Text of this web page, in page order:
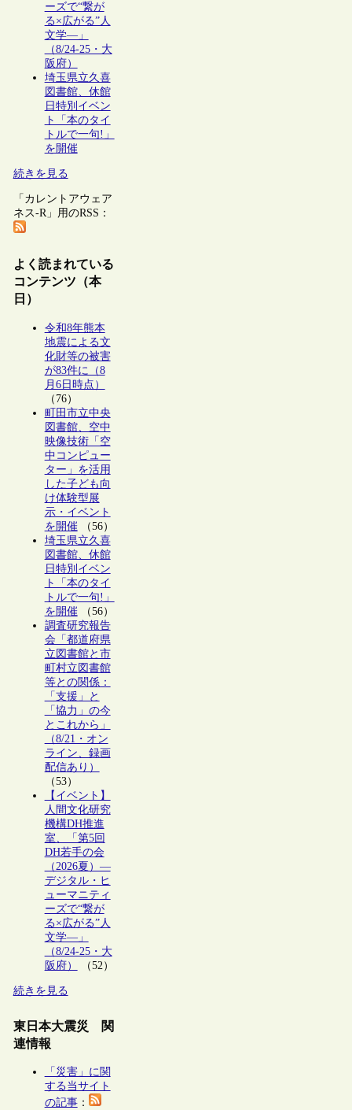
ーズで“繋が
る×広がる”人
文学―」
（8/24-25・大
阪府）
埼玉県立久喜
図書館、休館
日特別イベン
ト「本のタイ
トルで一句!」
を開催
続きを見る
「カレントアウェア
ネス-R」用のRSS：
よく読まれている
コンテンツ（本
日）
令和8年熊本
地震による文
化財等の被害
が83件に（8
月6日時点）
（76）
町田市立中央
図書館、空中
映像技術「空
中コンピュー
ター」を活用
した子ども向
け体験型展
示・イベント
を開催（56）
埼玉県立久喜
図書館、休館
日特別イベン
ト「本のタイ
トルで一句!」
を開催（56）
調査研究報告
会「都道府県
立図書館と市
町村立図書館
等との関係：
「支援」と
「協力」の今
とこれから」
（8/21・オン
ライン、録画
配信あり）
（53）
【イベント】
人間文化研究
機構DH推進
室、「第5回
DH若手の会
（2026夏）―
デジタル・ヒ
ューマニティ
ーズで“繋が
る×広がる”人
文学―」
（8/24-25・大
阪府）
（52）
続きを見る
東日本大震災 関
連情報
「災害」に関
する当サイト
の記事：